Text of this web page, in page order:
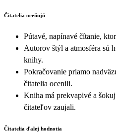
Čitatelia oceňujú
Pútavé, napínavé čítanie,
Autorov štýl a atmosféra sú
knihy.
Pokračovanie priamo
čitatelia ocenili.
Kniha má prekvapivé a
čitateľov zaujali.
Čitatelia ďalej hodnotia